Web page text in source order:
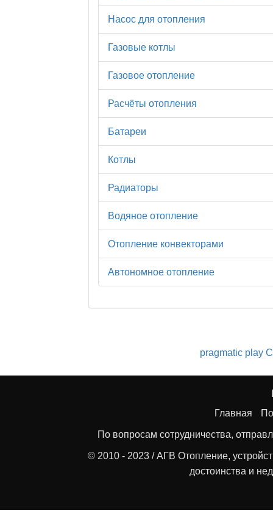
Насос для отопления
Газовые котлы
Газовое отопление
Расчёты отопления
Батареи
Котлы
Радиаторы
Водяное отопление
Отопление конвекторами
Автономное отопление
pragmatic play
Главная
По вопросам сотрудничества,
© 2010 - 2023 / АГВ Отопление,
достоинства и